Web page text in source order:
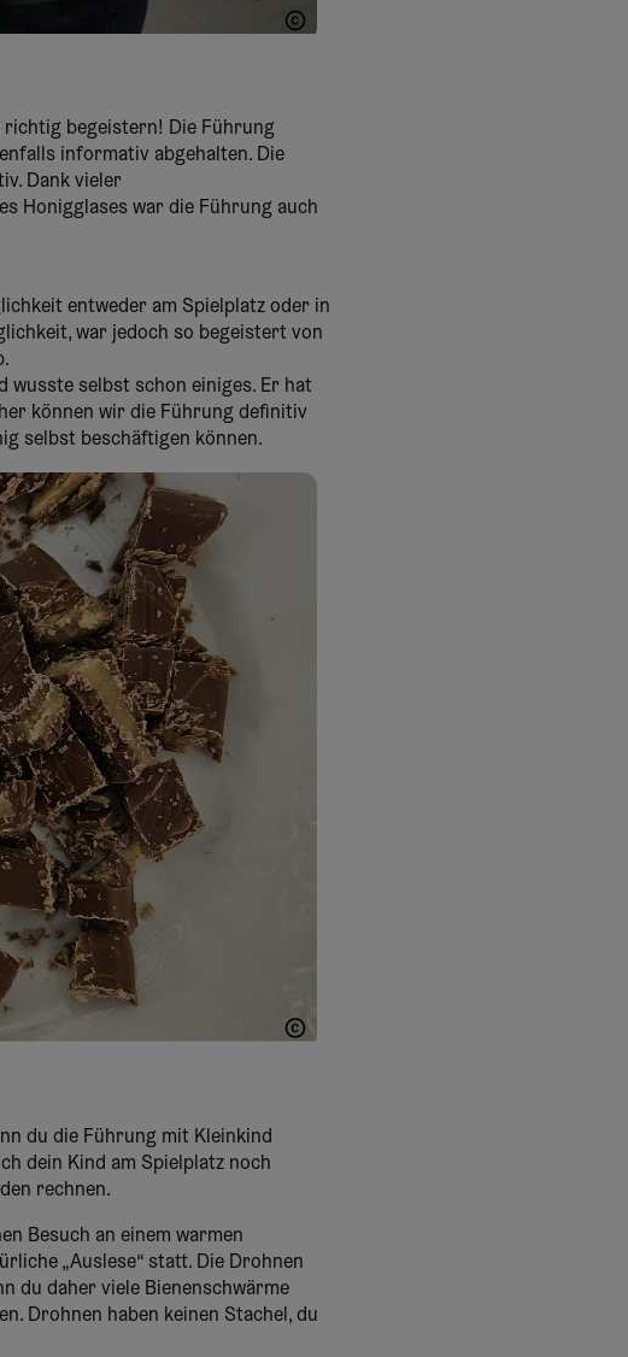
richtig begeistern! Die Führung
informativ abgehalten. Die
Dank vieler
Honigglases war die Führung auch
entweder am Spielplatz oder in
war jedoch so begeistert von
wusste selbst schon einiges. Er hat
können wir die Führung definitiv
selbst beschäftigen können.
du die Führung mit Kleinkind
dein Kind am Spielplatz noch
rechnen.
Besuch an einem warmen
„Auslese“ statt. Die Drohnen
du daher viele Bienenschwärme
Drohnen haben keinen Stachel, du